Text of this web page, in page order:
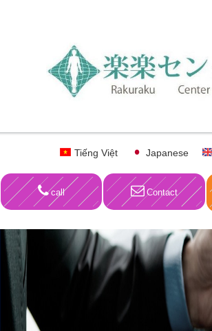
Tiếng Việt Japanese
call Contact